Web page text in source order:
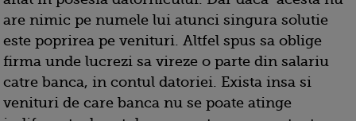
are nimic pe numele lui atunci singura solutie
este poprirea pe venituri. Altfel spus sa oblige
firma unde lucrezi sa vireze o parte din salariu
catre banca, in contul datoriei. Exista insa si
venituri de care banca nu se poate atinge